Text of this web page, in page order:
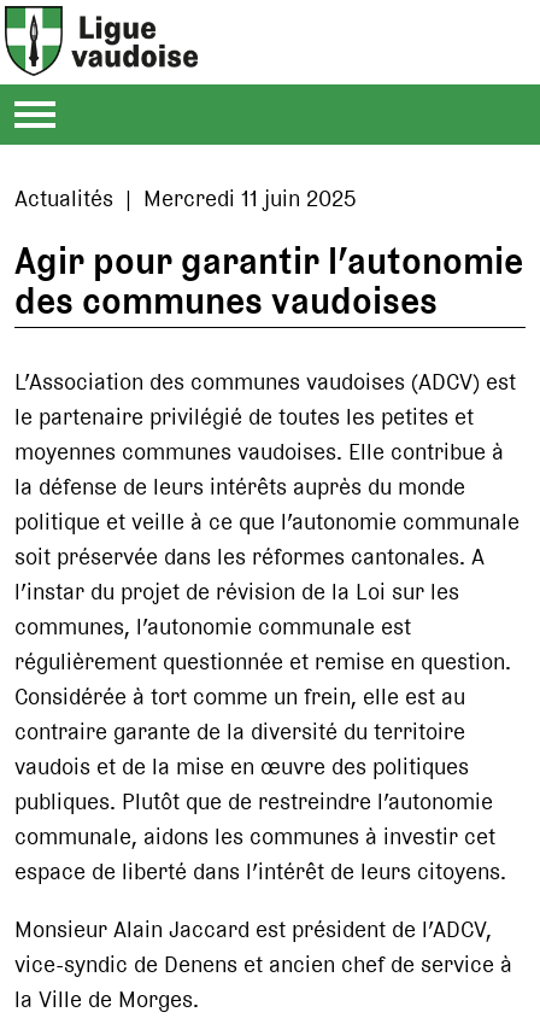
Actualités | Mercredi 11 juin 2025
Agir pour garantir l’autonomie
des communes vaudoises
L’Association des communes vaudoises (ADCV) est
le partenaire privilégié de toutes les petites et
moyennes communes vaudoises. Elle contribue à
la défense de leurs intérêts auprès du monde
politique et veille à ce que l’autonomie communale
soit préservée dans les réformes cantonales. A
l’instar du projet de révision de la Loi sur les
communes, l’autonomie communale est
régulièrement questionnée et remise en question.
Considérée à tort comme un frein, elle est au
contraire garante de la diversité du territoire
vaudois et de la mise en œuvre des politiques
publiques. Plutôt que de restreindre l’autonomie
communale, aidons les communes à investir cet
espace de liberté dans l’intérêt de leurs citoyens.
Monsieur Alain Jaccard est président de l’ADCV,
vice-syndic de Denens et ancien chef de service à
la Ville de Morges.